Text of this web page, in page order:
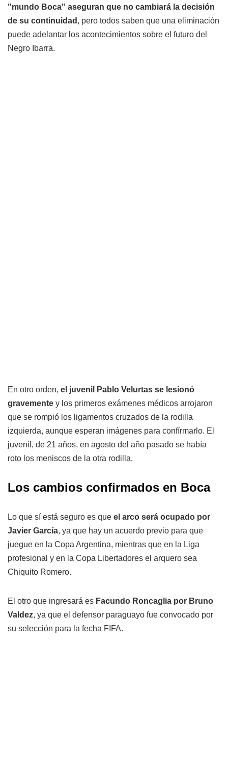
"mundo Boca" aseguran que no cambiará la decisión
de su continuidad , pero todos saben que una eliminación
puede adelantar los acontecimientos sobre el futuro del
Negro Ibarra.
En otro orden, el juvenil Pablo Velurtas se lesionó
gravemente y los primeros exámenes médicos arrojaron
que se rompió los ligamentos cruzados de la rodilla
izquierda, aunque esperan imágenes para confírmarlo. El
juvenil, de 21 años, en agosto del año pasado se había
roto los meniscos de la otra rodilla.
Los cambios confirmados en Boca
Lo que sí está seguro es que el arco será ocupado por
Javier García, ya que hay un acuerdo previo para que
juegue en la Copa Argentina, mientras que en la Liga
profesional y en la Copa Libertadores el arquero sea
Chiquito Romero.
El otro que ingresará es Facundo Roncaglia por Bruno
Valdez, ya que el defensor paraguayo fue convocado por
su selección para la fecha FIFA.